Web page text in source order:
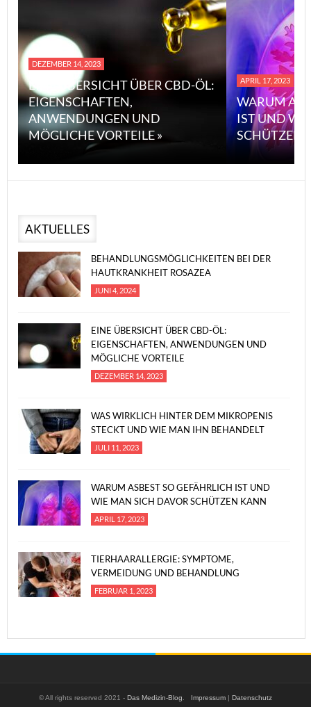
DEZEMBER 14, 2023
EINE ÜBERSICHT ÜBER CBD-ÖL:
EIGENSCHAFTEN,
ANWENDUNGEN UND
MÖGLICHE VORTEILE »
APRIL 17, 2023
WARUM
IST UND
SCHÜTZEN
AKTUELLES
BEHANDLUNGSMÖGLICHKEITEN BEI DER
HAUTKRANKHEIT ROSAZEA
JUNI 4, 2024
EINE ÜBERSICHT ÜBER CBD-ÖL:
EIGENSCHAFTEN, ANWENDUNGEN UND
MÖGLICHE VORTEILE
DEZEMBER 14, 2023
WAS WIRKLICH HINTER DEM MIKROPENIS
STECKT UND WIE MAN IHN BEHANDELT
JULI 11, 2023
WARUM ASBEST SO GEFÄHRLICH IST UND
WIE MAN SICH DAVOR SCHÜTZEN KANN
APRIL 17, 2023
TIERHAARALLERGIE: SYMPTOME,
VERMEIDUNG UND BEHANDLUNG
FEBRUAR 1, 2023
© All rights reserved 2021 - Das Medizin-Blog Impressum | Datenschutz